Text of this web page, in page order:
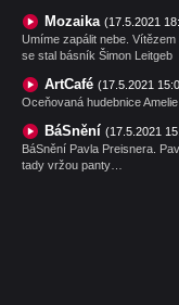
Mozaika (17.5.2021
Umíme zapálit nebe.
se stal básník Šimon Leitgeb
ArtCafé (17.5.2021
Oceňovaná hudebnice
BáSnění (17.5.2021
BáSnění Pavla Preisnera.
tady vržou panty…